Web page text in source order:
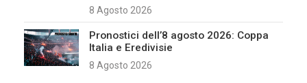
8 Agosto 2026
Pronostici dell’8 agosto 2026: Coppa
Italia e Eredivisie
8 Agosto 2026